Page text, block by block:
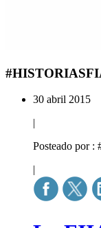
30 abril 2015
|
Posteado por
|